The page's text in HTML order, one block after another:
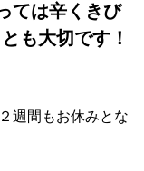
ては辛くきび
も大切です！
週間もお休みとな